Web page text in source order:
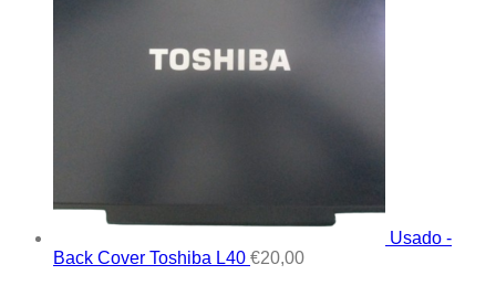
Usado -
Back Cover Toshiba L40 €20,00